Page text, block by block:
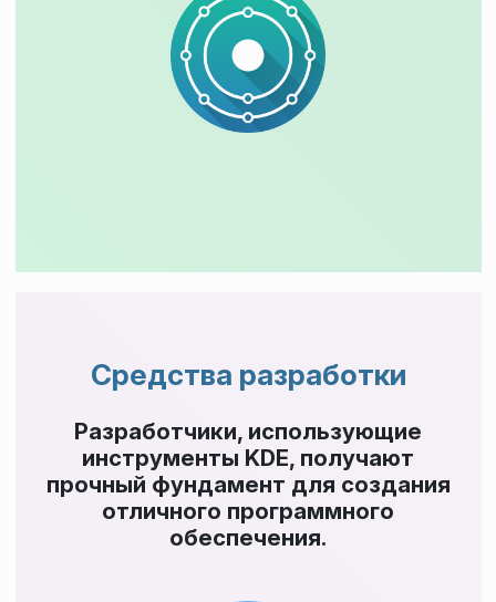
Средства разработки
Разработчики, использующие
инструменты KDE, получают
прочный фундамент для создания
отличного программного
обеспечения.